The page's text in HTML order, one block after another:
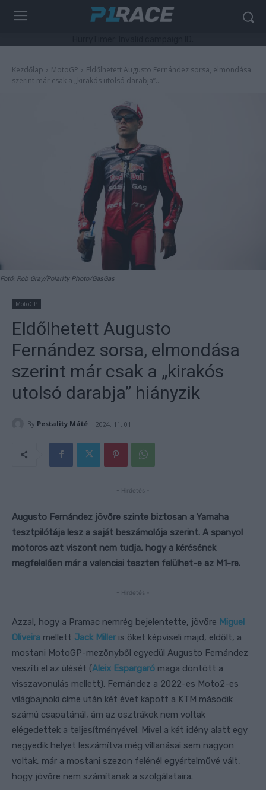
Kezdőlap MotoGP
Eldőlhetett Augusto Fernández sorsa, elmondása
szerint már csak a „kirakós utolsó darabja”...
Fotó: Rob Gray/Polarity Photo/GasGas
MotoGP
Eldőlhetett Augusto
Fernández sorsa, elmondása
szerint már csak a „kirakós
utolsó darabja” hiányzik
By Pestality Máté 2024. 11. 01.
- Hirdetés -
Augusto Fernández jövőre szinte biztosan a Yamaha
tesztpilótája lesz a saját beszámolója szerint. A spanyol
motoros azt viszont nem tudja, hogy a kérésének
megfelelően már a valenciai teszten felülhet-e az M1-re.
- Hirdetés -
Azzal, hogy a Pramac nemrég bejelentette, jövőre Miguel
Oliveira mellett Jack Milleris őket képviseli majd, eldőlt, a
mostani MotoGP-mezőnyből egyedül Augusto Fernández
veszíti el az ülését (Aleix Espargaró maga döntött a
visszavonulás mellett). Fernández a 2022-es Moto2-es
világbajnoki címe után két évet kapott a KTM második
számú csapatánál, ám az osztrákok nem voltak
elégedettek a teljesítményével. Mivel a két idény alatt egy
negyedik helyet leszámítva még villanásai sem nagyon
voltak, már a mostani szezon felénél egyértelművé vált,
hogy jövőre nem számítanak a szolgálataira.